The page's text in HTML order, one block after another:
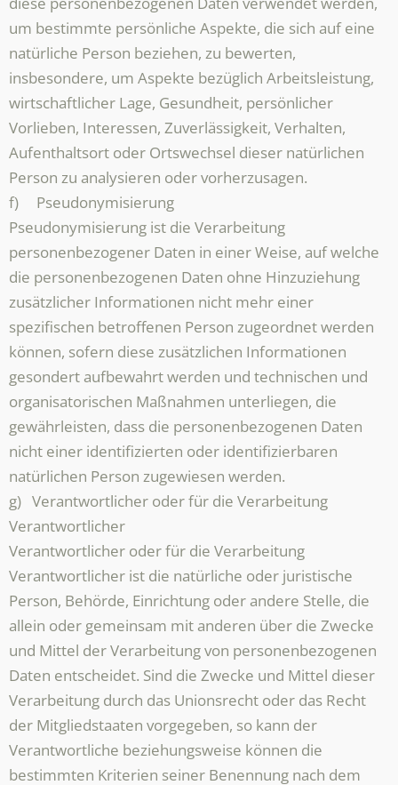
um bestimmte persönliche Aspekte, die sich auf eine
natürliche Person beziehen, zu bewerten,
insbesondere, um Aspekte bezüglich Arbeitsleistung,
wirtschaftlicher Lage, Gesundheit, persönlicher
Vorlieben, Interessen, Zuverlässigkeit, Verhalten,
Aufenthaltsort oder Ortswechsel dieser natürlichen
Person zu analysieren oder vorherzusagen.
f) Pseudonymisierung
Pseudonymisierung ist die Verarbeitung
personenbezogener Daten in einer Weise, auf welche
die personenbezogenen Daten ohne Hinzuziehung
zusätzlicher Informationen nicht mehr einer
spezifischen betroffenen Person zugeordnet werden
können, sofern diese zusätzlichen Informationen
gesondert aufbewahrt werden und technischen und
organisatorischen Maßnahmen unterliegen, die
gewährleisten, dass die personenbezogenen Daten
nicht einer identifizierten oder identifizierbaren
natürlichen Person zugewiesen werden.
g) Verantwortlicher oder für die Verarbeitung
Verantwortlicher
Verantwortlicher oder für die Verarbeitung
Verantwortlicher ist die natürliche oder juristische
Person, Behörde, Einrichtung oder andere Stelle, die
allein oder gemeinsam mit anderen über die Zwecke
und Mittel der Verarbeitung von personenbezogenen
Daten entscheidet. Sind die Zwecke und Mittel dieser
Verarbeitung durch das Unionsrecht oder das Recht
der Mitgliedstaaten vorgegeben, so kann der
Verantwortliche beziehungsweise können die
bestimmten Kriterien seiner Benennung nach dem